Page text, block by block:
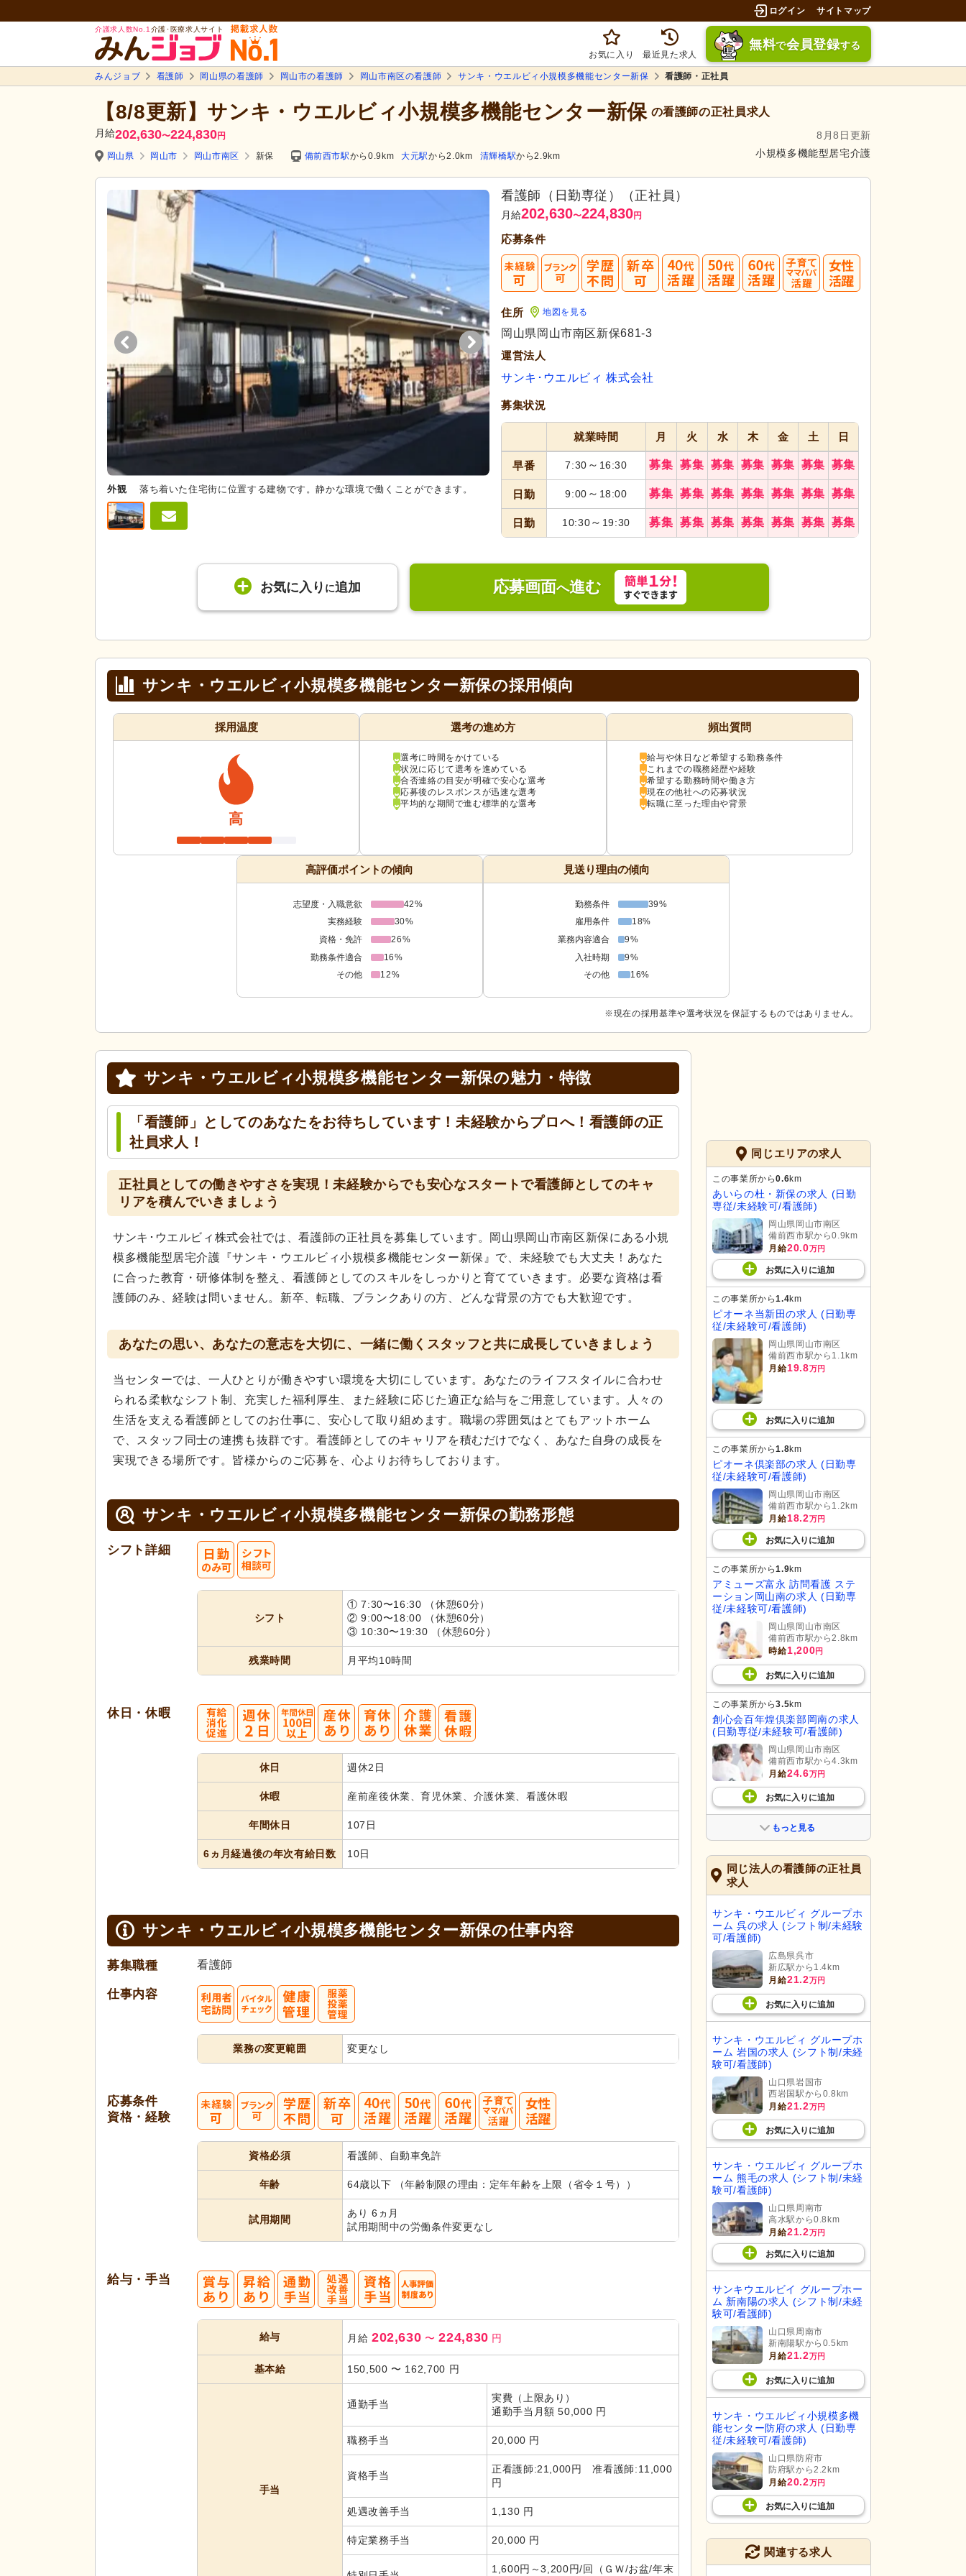
ログイン サイトマップ
介護求人数No.1 介護･医療求人サイト
お気に入り 最近見た求人
無料で会員登録する
みんジョブ 看護師 岡山県の看護師 岡山市の看護師 岡山市南区の看護師 サンキ・ウエルビィ小規模多機能センター新保 看護師・正社員
【8/8更新】サンキ・ウエルビィ小規模多機能センター新保 の看護師の正社員求人
月給202,630〜224,830円
8月8日更新
小規模多機能型居宅介護
岡山県 岡山市 岡山市南区 新保 備前西市駅から0.9km 大元駅から2.0km 清輝橋駅から2.9km
外観 落ち着いた住宅街に位置する建物です。静かな環境で働くことができます。
まずは応募してみましょう！
応募画面
看護師（日勤専従）（正社員）
月給202,630〜224,830円
応募条件
住所 地図を見る
岡山県岡山市南区新保681-3
運営法人
サンキ･ウエルビィ 株式会社
募集状況
就業時間 月 火 水 木 金 土 日
早番 7:30 ～ 16:30 募集 募集 募集 募集 募集 募集 募集
日勤 9:00 ～ 18:00 募集 募集 募集 募集 募集 募集 募集
日勤 10:30～ 19:30 募集 募集 募集 募集 募集 募集 募集
お気に入り に追加 応募画面へ進む
サンキ・ウエルビィ小規模多機能センター新保の採用傾向
採用温度
高
選考の進め方
選考に時間をかけている
状況に応じて選考を進めている
合否連絡の目安が明確で安心な選考
応募後のレスポンスが迅速な選考
平均的な期間で進む標準的な選考
頻出質問
給与や休日など希望する勤務条件
これまでの職務経歴や経験
希望する勤務時間や働き方
現在の他社への応募状況
転職に至った理由や背景
高評価ポイントの傾向
志望度・入職意欲
42%
実務経験
30%
資格・免許
26%
勤務条件適合
16%
その他
12%
見送り理由の傾向
勤務条件
39%
雇用条件
18%
業務内容適合
9%
入社時期
9%
その他
16%
※現在の採用基準や選考状況を保証するものではありません。
サンキ・ウエルビィ小規模多機能センター新保の魅力・特徴
「看護師」としてのあなたをお待ちしています！未経験からプロへ！看護師の正
社員求人！
正社員としての働きやすさを実現！未経験からでも安心なスタートで看護師としてのキャ
リアを積んでいきましょう
サンキ･ウエルビィ株式会社では、看護師の正社員を募集しています。岡山県岡山市南区新保にある小規
模多機能型居宅介護『サンキ・ウエルビィ小規模多機能センター新保』で、未経験でも大丈夫！あなた
に合った教育・研修体制を整え、看護師としてのスキルをしっかりと育てていきます。必要な資格は看
護師のみ、経験は問いません。新卒、転職、ブランクありの方、どんな背景の方でも大歓迎です。
あなたの思い、あなたの意志を大切に、一緒に働くスタッフと共に成長していきましょう
当センターでは、一人ひとりが働きやすい環境を大切にしています。あなたのライフスタイルに合わせ
られる柔軟なシフト制、充実した福利厚生、また経験に応じた適正な給与をご用意しています。人々の
生活を支える看護師としてのお仕事に、安心して取り組めます。職場の雰囲気はとてもアットホーム
で、スタッフ同士の連携も抜群です。看護師としてのキャリアを積むだけでなく、あなた自身の成長を
実現できる場所です。皆様からのご応募を、心よりお待ちしております。
サンキ・ウエルビィ小規模多機能センター新保の勤務形態
シフト詳細
シフト
① 7:30〜16:30 （休憩60分）
② 9:00〜18:00 （休憩60分）
③ 10:30〜19:30 （休憩60分）
残業時間 月平均10時間
休日・休暇
休日 週休2日
休暇 産前産後休業、育児休業、介護休業、看護休暇
年間休日 107日
6ヵ月経過後の年次有給日数 10日
サンキ・ウエルビィ小規模多機能センター新保の仕事内容
募集職種 看護師
仕事内容
業務の変更範囲 変更なし
応募条件
資格・経験
資格必須 看護師、自動車免許
年齢 64歳以下 （年齢制限の理由：定年年齢を上限（省令１号））
試用期間
あり 6ヵ月
試用期間中の労働条件変更なし
給与・手当
給与 月給 202,630 〜 224,830 円
基本給 150,500 〜 162,700 円
手当
通勤手当
実費（上限あり）
通勤手当月額 50,000 円
職務手当 20,000 円
資格手当
正看護師:21,000円 准看護師:11,000
円
処遇改善手当 1,130 円
特定業務手当 20,000 円
1,600円～3,200円/回（ＧＷ/お盆/年末
同じエリアの求人
この事業所から0.6km
あいらの杜・新保の求人 (日勤
専従/未経験可/看護師)
岡山県岡山市南区
備前西市駅から0.9km
月給20.0万円
お気に入り に追加
この事業所から1.4km
ピオーネ当新田の求人 (日勤専
従/未経験可/看護師)
岡山県岡山市南区
備前西市駅から1.1km
月給19.8万円
お気に入り に追加
この事業所から1.8km
ピオーネ倶楽部の求人 (日勤専
従/未経験可/看護師)
岡山県岡山市南区
備前西市駅から1.2km
月給18.2万円
お気に入り に追加
この事業所から1.9km
アミューズ富永 訪問看護 ステ
ーション岡山南の求人 (日勤専
従/未経験可/看護師)
岡山県岡山市南区
備前西市駅から2.8km
時給1,200円
お気に入り に追加
この事業所から3.5km
創心会百年煌倶楽部岡南の求人
(日勤専従/未経験可/看護師)
岡山県岡山市南区
備前西市駅から4.3km
月給24.6万円
お気に入り に追加
もっと見る
同じ法人の看護師の正社員
求人
サンキ・ウエルビィ グループホ
ーム 呉の求人 (シフト制/未経験
可/看護師)
広島県呉市
新広駅から1.4km
月給21.2万円
お気に入り に追加
サンキ・ウエルビィ グループホ
ーム 岩国の求人 (シフト制/未経
験可/看護師)
山口県岩国市
西岩国駅から0.8km
月給21.2万円
お気に入り に追加
サンキ・ウエルビィ グループホ
ーム 熊毛の求人 (シフト制/未経
験可/看護師)
山口県周南市
高水駅から0.8km
月給21.2万円
お気に入り に追加
サンキウエルビイ グループホー
ム 新南陽の求人 (シフト制/未経
験可/看護師)
山口県周南市
新南陽駅から0.5km
月給21.2万円
お気に入り に追加
サンキ・ウエルビィ小規模多機
能センター防府の求人 (日勤専
従/未経験可/看護師)
山口県防府市
防府駅から2.2km
月給20.2万円
お気に入り に追加
関連する求人